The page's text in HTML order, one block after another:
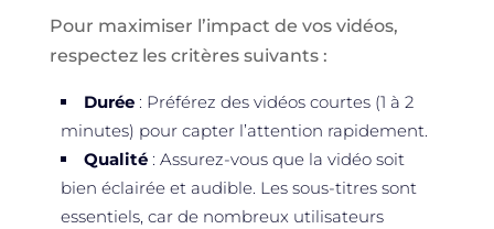
Pour maximiser l’impact de vos vidéos,
respectez les critères suivants :
Durée: Préférez des vidéos courtes (1 à 2
minutes) pour capter l’attention rapidement.
Qualité: Assurez-vous que la vidéo soit
bien éclairée et audible. Les sous-titres sont
essentiels, car de nombreux utilisateurs